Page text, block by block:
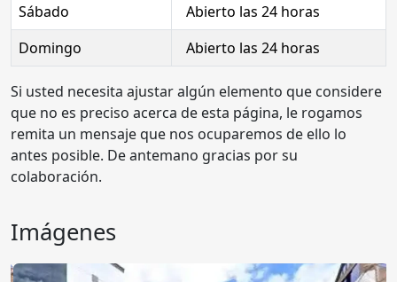
Sábado
Abierto las 24 horas
Domingo
Abierto las 24 horas
Si usted necesita ajustar algún elemento que considere
que no es preciso acerca de esta página, le rogamos
remita un mensaje que nos ocuparemos de ello lo
antes posible. De antemano gracias por su
colaboración.
Imágenes